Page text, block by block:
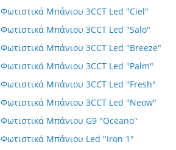
Φωτιστικά Μπάνιου 3CCT Led "Ciel"
Φωτιστικά Μπάνιου 3CCT Led "Salo"
Φωτιστικά Μπάνιου 3CCT Led "Breeze"
Φωτιστικά Μπάνιου 3CCT Led "Palm"
Φωτιστικά Μπάνιου 3CCT Led "Fresh"
Φωτιστικά Μπάνιου 3CCT Led "Neow"
Φωτιστικά Μπάνιου G9 "Oceano"
Φωτιστικά Μπάνιου Led "Iron 1"